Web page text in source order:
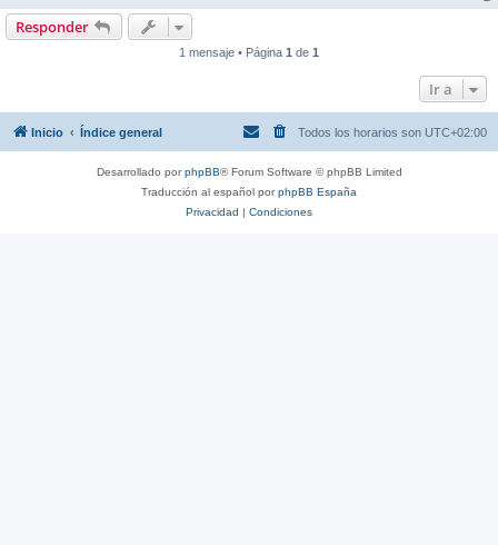
Responder
1 mensaje • Página 1 de 1
Ir a
Inicio Índice general Todos los horarios son UTC+02:00
Desarrollado porphpBB® Forum Software © phpBB Limited
Traducción al español porphpBB España
Privacidad | Condiciones